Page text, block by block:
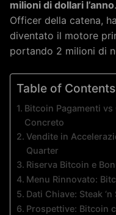
milioni di dollari l’anno
Officer della catena,
diventato il motore
portando 2 milioni di
Table of Contents
Bitcoin Pagamenti
Concreto
Vendite in
Quarter
Riserva Bitcoin e
Menu Rinnovato:
Dati Chiave: Steak
Prospettive: Bitcoin